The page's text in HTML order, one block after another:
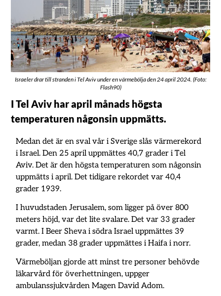
Israeler drar till stranden i Tel Aviv under en värmebölja den 24 april 2024. (Foto:
Flash90)
I Tel Aviv har april månads högsta
temperaturen någonsin uppmätts.
Medan det är en sval vår i Sverige slås värmerekord
i Israel. Den 25 april uppmättes 40,7 grader i Tel
Aviv. Det är den högsta temperaturen som någonsin
uppmätts i april. Det tidigare rekordet var 40,4
grader 1939.
I huvudstaden Jerusalem, som ligger på över 800
meters höjd, var det lite svalare. Det var 33 grader
varmt. I Beer Sheva i södra Israel uppmättes 39
grader, medan 38 grader uppmättes i Haifa i norr.
Värmeböljan gjorde att minst tre personer behövde
läkarvård för överhettningen, uppger
ambulanssjukvården Magen David Adom.